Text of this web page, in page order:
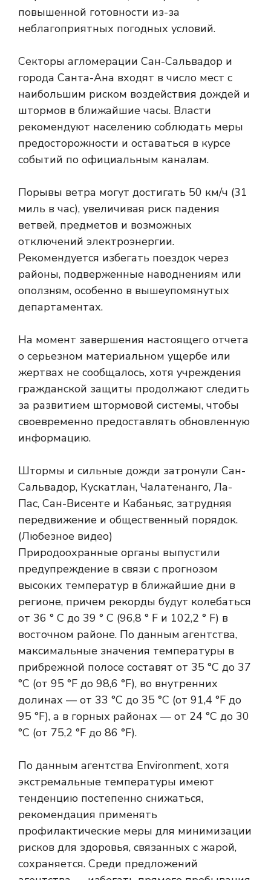
повышенной готовности из-за
неблагоприятных погодных условий.
Секторы агломерации Сан-Сальвадор и
города Санта-Ана входят в число мест с
наибольшим риском воздействия дождей и
штормов в ближайшие часы. Власти
рекомендуют населению соблюдать меры
предосторожности и оставаться в курсе
событий по официальным каналам.
Порывы ветра могут достигать 50 км/ч (31
миль в час), увеличивая риск падения
ветвей, предметов и возможных
отключений электроэнергии.
Рекомендуется избегать поездок через
районы, подверженные наводнениям или
оползням, особенно в вышеупомянутых
департаментах.
На момент завершения настоящего отчета
о серьезном материальном ущербе или
жертвах не сообщалось, хотя учреждения
гражданской защиты продолжают следить
за развитием штормовой системы, чтобы
своевременно предоставлять обновленную
информацию.
Штормы и сильные дожди затронули Сан-
Сальвадор, Кускатлан, Чалатенанго, Ла-
Пас, Сан-Висенте и Кабаньяс, затрудняя
передвижение и общественный порядок.
(Любезное видео)
Природоохранные органы выпустили
предупреждение в связи с прогнозом
высоких температур в ближайшие дни в
регионе, причем рекорды будут колебаться
от 36 ° C до 39 ° C (96,8 ° F и 102,2 ° F) в
восточном районе. По данным агентства,
максимальные значения температуры в
прибрежной полосе составят от 35 °C до 37
°C (от 95 °F до 98,6 °F), во внутренних
долинах — от 33 °C до 35 °C (от 91,4 °F до
95 °F), а в горных районах — от 24 °C до 30
°C (от 75,2 °F до 86 °F).
По данным агентства Environment, хотя
экстремальные температуры имеют
тенденцию постепенно снижаться,
рекомендация применять
профилактические меры для минимизации
рисков для здоровья, связанных с жарой,
сохраняется. Среди предложений